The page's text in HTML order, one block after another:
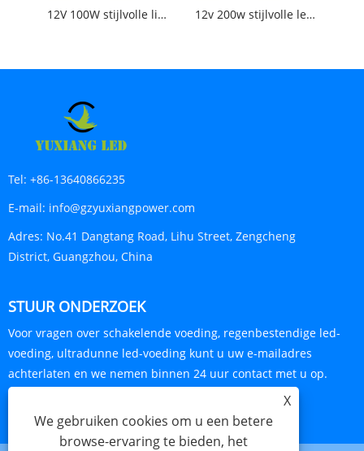
12V 100W stijlvolle lineaire verlichtingsvoeding 12v 200w stijlvolle led-lineaire verlichtingsvoeding
Tel: +86-13640866235
E-mail: info@gzyuxiangpower.com
Adres: No.41 Dangtang Road, Lihu Street, Zengcheng
District, Guangzhou, China
STUUR ONDERZOEK
Voor vragen over schakelende voeding, regenbestendige led-
voeding, ultradunne led-voeding kunt u uw e-mailadres
achterlaten en we nemen binnen 24 uur contact met u op.
X
We gebruiken cookies om u een betere
browse-ervaring te bieden, het